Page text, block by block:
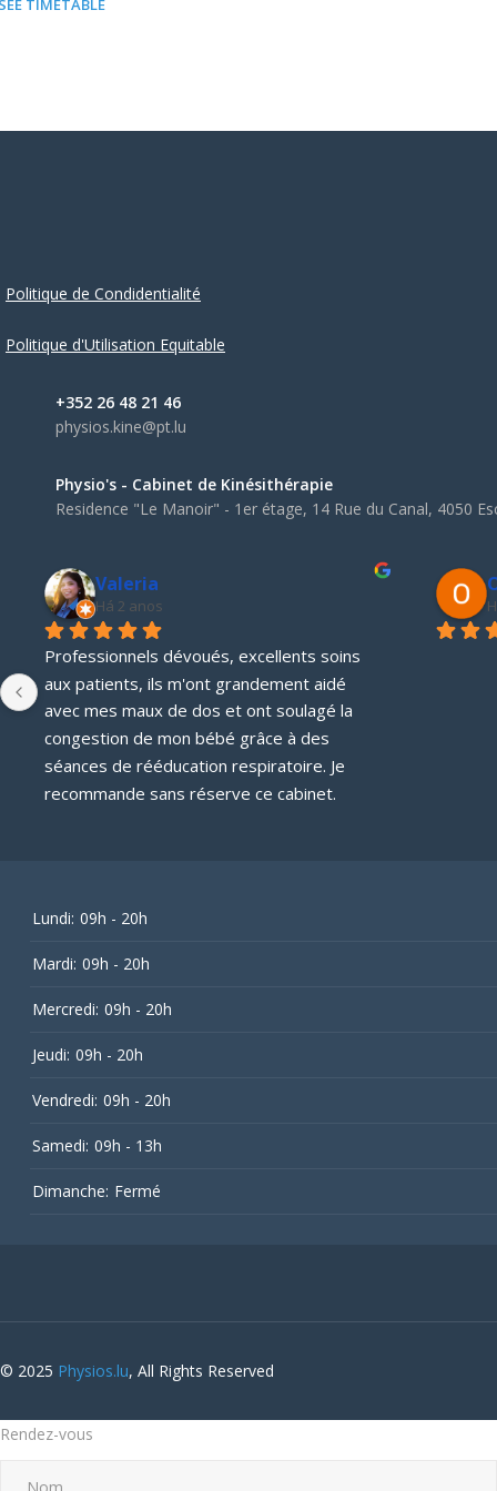
TIMETABLE
Politique de Condidentialité
Politique d'Utilisation Equitable
+352 26 48 21 46
physios.kine@pt.lu
Physio's - Cabinet de Kinésithérapie
Residence "Le Manoir" - 1er étage, 14 Rue du Canal, 4050
Valeria
Há 2 anos
Professionnels dévoués, excellents soins
aux patients, ils m'ont grandement aidé
avec mes maux de dos et ont soulagé la
congestion de mon bébé grâce à des
séances de rééducation respiratoire. Je
recommande sans réserve ce cabinet.
Lundi: 09h - 20h
Mardi: 09h - 20h
Mercredi: 09h - 20h
Jeudi: 09h - 20h
Vendredi: 09h - 20h
Samedi: 09h - 13h
Dimanche: Fermé
© 2025 Physios.lu, All Rights Reserved
Rendez-vous